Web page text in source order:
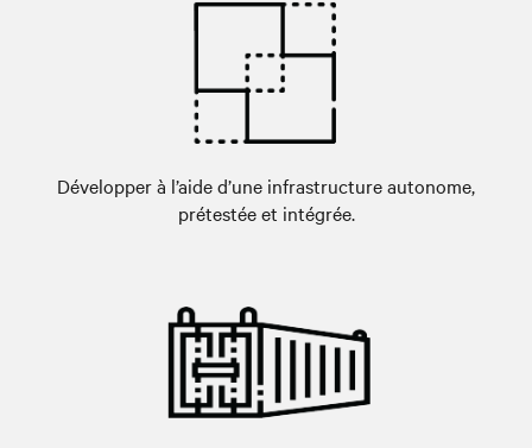
Développer à l’aide d’une infrastructure autonome,
prétestée et intégrée.